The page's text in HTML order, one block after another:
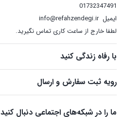
01732347491
ایمیلinfo@refahzendegi.ir
لطفا خارج از ساعت کاری تماس نگیرید.
با رفاه زندگی کنید
رویه ثبت سفارش و ارسال
ما را در شبکه‌های اجتماعی دنبال کنید